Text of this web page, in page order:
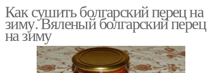
Как сушить болгарский перец на
зиму. Вяленый болгарский перец
на зиму